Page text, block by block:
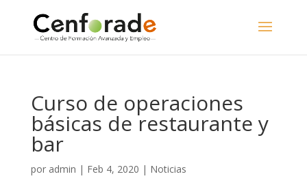
Curso de operaciones
básicas de restaurante y
bar
por admin | Feb 4, 2020 | Noticias